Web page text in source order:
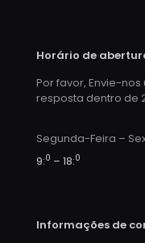
Horário de
Por favor, Envie-
resposta dentro de
Segunda-Feira –
9:0 – 18:0
Informações de